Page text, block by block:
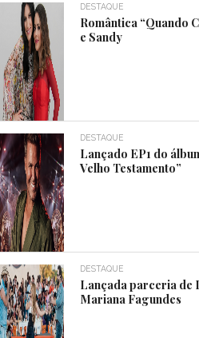
DESTAQUE
Romântica “Quando
e Sandy
DESTAQUE
Lançado EP1 do
Velho Testamento”
DESTAQUE
Lançada parceria de
Mariana Fagundes